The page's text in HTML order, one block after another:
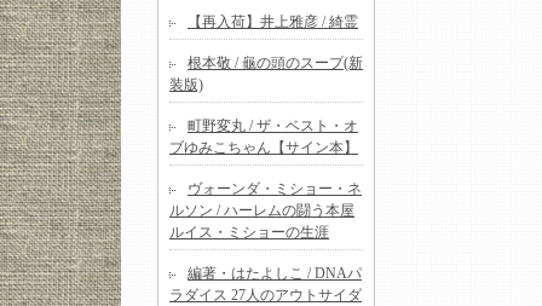
【再入荷】井上雅彦 / 綺霊
根本敬 / 龜の頭のスープ(新
装版)
町野変丸 / ザ・ベスト・オ
ブゆみこちゃん【サイン本】
ヴォーンダ・ミショー・ネ
ルソン / ハーレムの闘う本屋
ルイス・ミショーの生涯
編著・はたよしこ / DNAパ
ラダイス 27人のアウトサイダ